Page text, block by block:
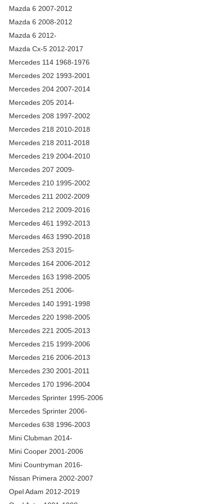
Mazda 6 2007-2012
Mazda 6 2008-2012
Mazda 6 2012-
Mazda Cx-5 2012-2017
Mercedes 114 1968-1976
Mercedes 202 1993-2001
Mercedes 204 2007-2014
Mercedes 205 2014-
Mercedes 208 1997-2002
Mercedes 218 2010-2018
Mercedes 218 2011-2018
Mercedes 219 2004-2010
Mercedes 207 2009-
Mercedes 210 1995-2002
Mercedes 211 2002-2009
Mercedes 212 2009-2016
Mercedes 461 1992-2013
Mercedes 463 1990-2018
Mercedes 253 2015-
Mercedes 164 2006-2012
Mercedes 163 1998-2005
Mercedes 251 2006-
Mercedes 140 1991-1998
Mercedes 220 1998-2005
Mercedes 221 2005-2013
Mercedes 215 1999-2006
Mercedes 216 2006-2013
Mercedes 230 2001-2011
Mercedes 170 1996-2004
Mercedes Sprinter 1995-2006
Mercedes Sprinter 2006-
Mercedes 638 1996-2003
Mini Clubman 2014-
Mini Cooper 2001-2006
Mini Countryman 2016-
Nissan Primera 2002-2007
Opel Adam 2012-2019